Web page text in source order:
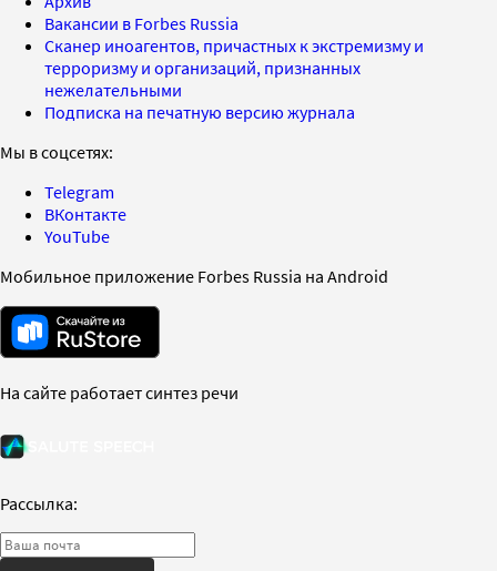
Вакансии в Forbes Russia
Сканер иноагентов, причастных к экстремизму и
терроризму и организаций, признанных
нежелательными
Подписка на печатную версию журнала
Мы в соцсетях:
Telegram
ВКонтакте
YouTube
Мобильное приложение Forbes Russia на Android
На сайте работает синтез речи
Рассылка: